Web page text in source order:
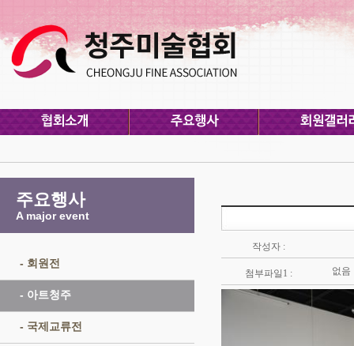
주요행사
A major event
- 회원전
- 아트청주
- 국제교류전
작성자 :
첨부파일1 : 없음